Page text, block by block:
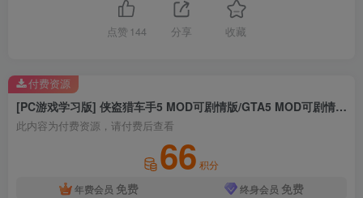
点赞 144 分享 收藏
[PC游戏学习版] 侠盗猎车手5 MOD可剧情版/GTA5 MOD可剧情版/Grand Theft Auto V
此内容为付费资源，请付费后查看
66 积分
年费会员 免费 终身会员 免费
付费资源